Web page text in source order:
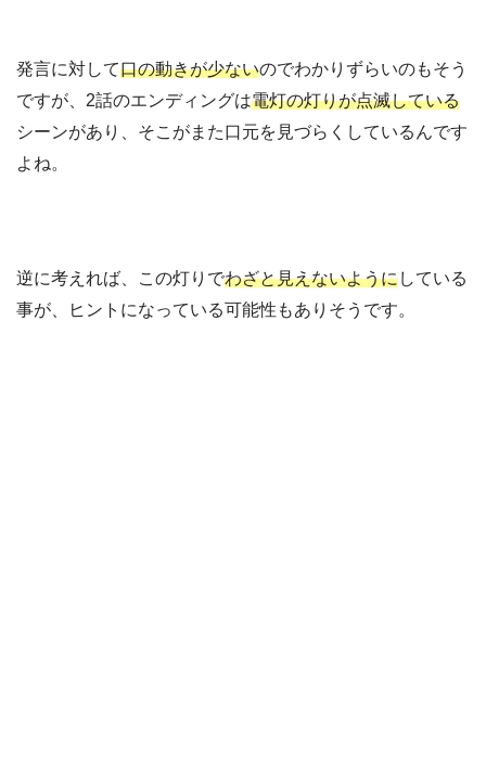
発言に対して口の動きが少ないのでわかりずらいのもそう
ですが、2話のエンディングは電灯の灯りが点滅している
シーンがあり、そこがまた口元を見づらくしているんです
よね。
逆に考えれば、この灯りでわざと見えないようにしている
事が、ヒントになっている可能性もありそうです。